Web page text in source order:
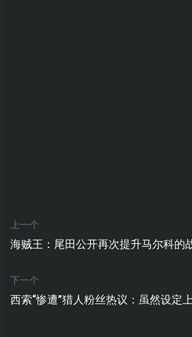
上一个
海贼王：尾田公开再次提升马尔科的
下一个
西索“惨遭”猎人粉丝热议：虽然设定